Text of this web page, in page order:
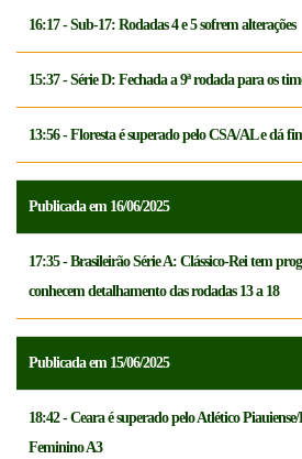
16:17 - Sub-17: Rodadas 4 e 5 sofrem alterações
15:37 - Série D: Fechada a 9ª rodada para os
13:56 - Floresta é superado pelo CSA/AL e dá
Publicada em 16/06/2025
17:35 - Brasileirão Série A: Clássico-Rei tem
conhecem detalhamento das rodadas 13 a 18
Publicada em 15/06/2025
18:42 - Ceara é superado pelo Atlético
Feminino A3